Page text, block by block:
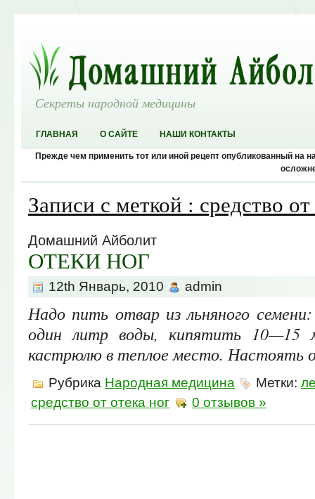
Секреты народной медицины
ГЛАВНАЯ О САЙТЕ НАШИ КОНТАКТЫ
Прежде чем применить тот или иной рецепт опубликованный на
Записи с меткой : средство
Домашний Айболит
ОТЕКИ НОГ
12th Январь, 2010 admin
Надо пить отвар из льняного
один литр воды, кипятить 10—15
кастрюлю в теплое место. Настоять
Рубрика Народная медицина Метки:
средство от отека ног
0 отзывов »